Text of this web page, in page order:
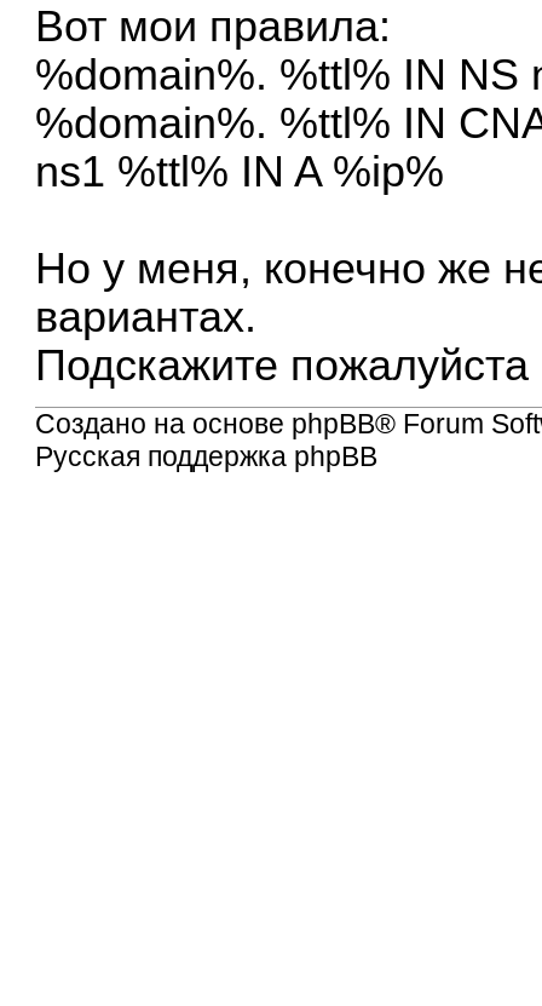
Вот мои правила:
%domain%. %ttl% IN NS
%domain%. %ttl% IN
ns1 %ttl% IN A %ip%
Но у меня, конечно же
вариантах.
Подскажите пожалуйста
Создано на основе phpBB® Forum
Русская поддержка phpBB